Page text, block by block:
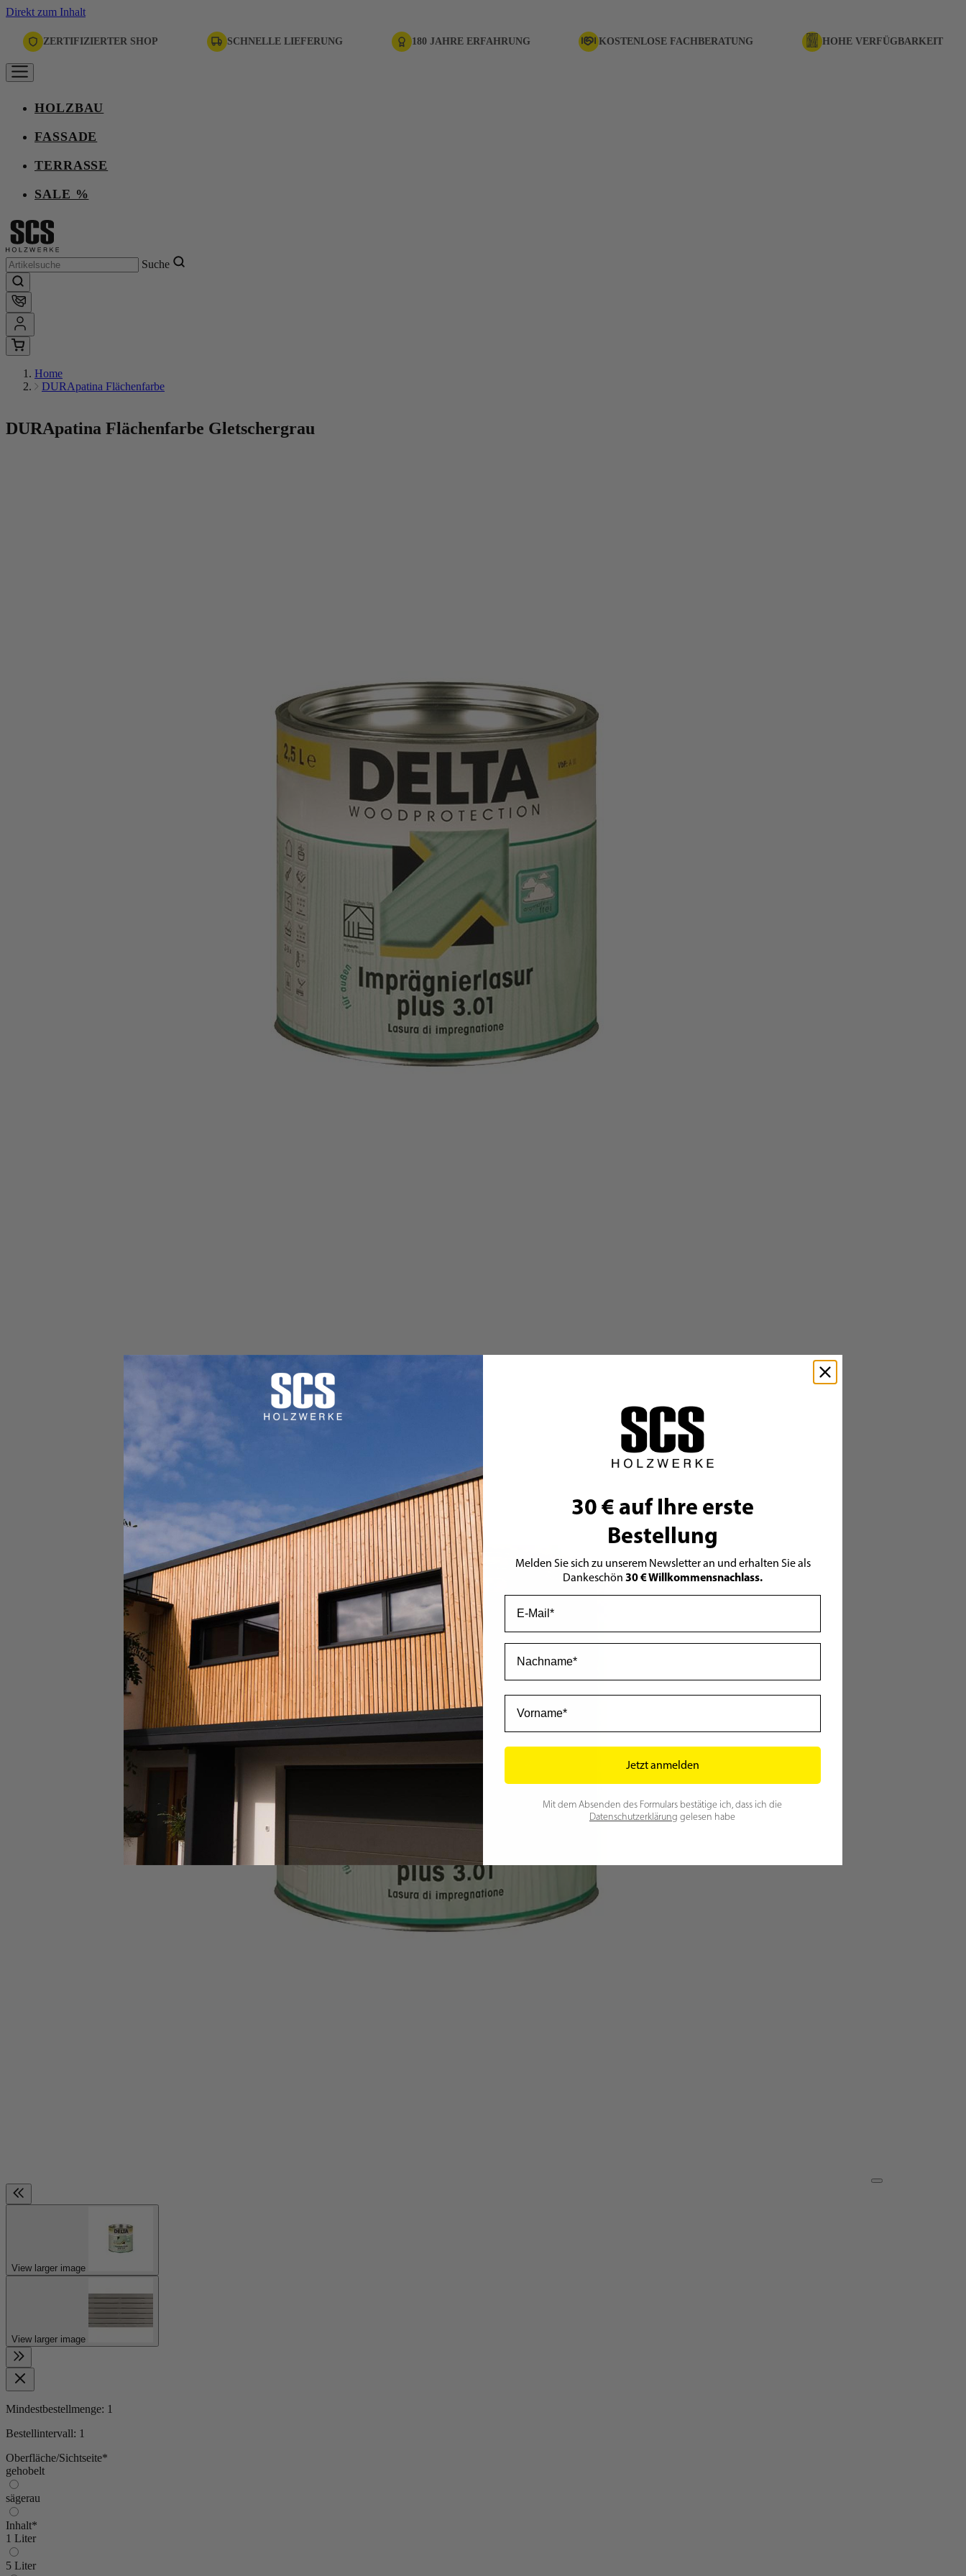
Direkt zum Inhalt
ZERTIFIZIERTER SHOP SCHNELLE LIEFERUNG 180 JAHRE ERFAHRUNG KOSTENLOSE FACHBERATUNG HOHE VERFÜGBARKEIT
HOLZBAU
FASSADE
TERRASSE
SALE %
Suche
Home
DURApatina Flächenfarbe
DURApatina Flächenfarbe Gletschergrau
View larger image
View larger image
Mindestbestellmenge: 1
Bestellintervall: 1
Oberfläche/Sichtseite*
gehobelt
sägerau
Inhalt*
1 Liter
5 Liter
30 € auf Ihre erste
Bestellung
Melden Sie sich zu unserem Newsletter an und erhalten Sie als
Dankeschön 30 € Willkommensnachlass.
Jetzt anmelden
Mit dem Absenden des Formulars bestätige ich, dass ich die
Datenschutzerklärung gelesen habe